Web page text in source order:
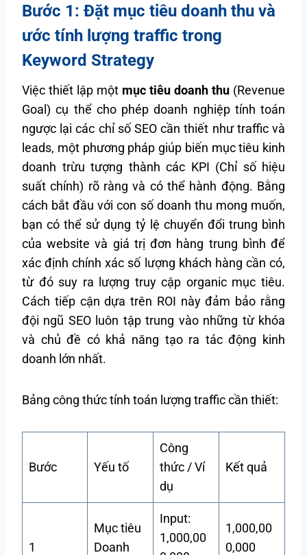
Bước 1: Đặt mục tiêu doanh thu và
ước tính lượng traffic trong
Keyword Strategy
Việc thiết lập một mục tiêu doanh thu (Revenue
Goal) cụ thể cho phép doanh nghiệp tính toán
ngược lại các chỉ số SEO cần thiết như traffic và
leads, một phương pháp giúp biến mục tiêu kinh
doanh trừu tượng thành các KPI (Chỉ số hiệu
suất chính) rõ ràng và có thể hành động. Bằng
cách bắt đầu với con số doanh thu mong muốn,
bạn có thể sử dụng tỷ lệ chuyển đổi trung bình
của website và giá trị đơn hàng trung bình để
xác định chính xác số lượng khách hàng cần có,
từ đó suy ra lượng truy cập organic mục tiêu.
Cách tiếp cận dựa trên ROI này đảm bảo rằng
đội ngũ SEO luôn tập trung vào những từ khóa
và chủ đề có khả năng tạo ra tác động kinh
doanh lớn nhất.
Bảng công thức tính toán lượng traffic cần thiết:
Bước Yếu tố
Công
thức / Ví
dụ
Kết quả
1
Mục tiêu
Doanh
Input:
1,000,00
1,000,00
0,000